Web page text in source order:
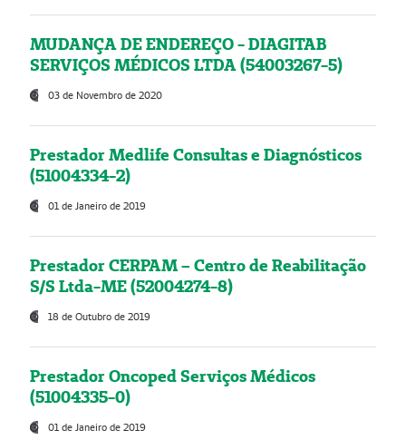
MUDANÇA DE ENDEREÇO - DIAGITAB
SERVIÇOS MÉDICOS LTDA (54003267-5)
03 de Novembro de 2020
Prestador Medlife Consultas e Diagnósticos
(51004334-2)
01 de Janeiro de 2019
Prestador CERPAM – Centro de Reabilitação
S/S Ltda-ME (52004274-8)
18 de Outubro de 2019
Prestador Oncoped Serviços Médicos
(51004335-0)
01 de Janeiro de 2019